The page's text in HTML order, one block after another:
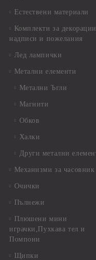
Естествени материали
Комплекти за
надписи и пожелания
Лед лампички
Метални елементи
Метални Ъгли
Магнити
Обков
Халки
Други метални
Механизми за часовник
Очички
Пълнежи
Плюшени мини
играчки,Пухкава тел и
Помпони
Щипки